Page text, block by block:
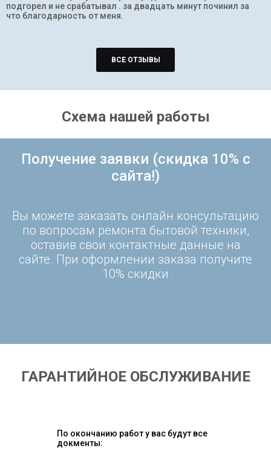
подгорел и не срабатывал . за двадцать минут починил за
что благодарность от меня.
ВСЕ ОТЗЫВЫ
Схема нашей работы
Получение заявки (скидка 10% с
сайта!)
Вы можете заказать онлайн консультацию
по вопросам ремонта бытовой техники,
оставив свои контактные данные на
сайте. При оформлении заказа получите
10% скидки
ГАРАНТИЙНОЕ ОБСЛУЖИВАНИЕ
По окончанию работ у вас будут все
докменты: